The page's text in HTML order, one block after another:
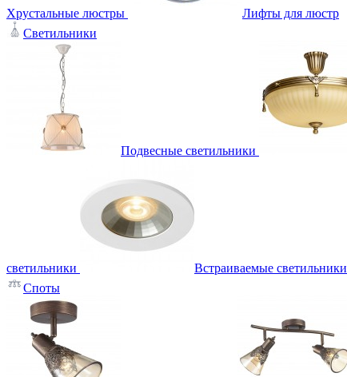
Хрустальные люстры
Лифты для люстр
Светильники
Подвесные светильники
светильники Встраиваемые светильники
Споты